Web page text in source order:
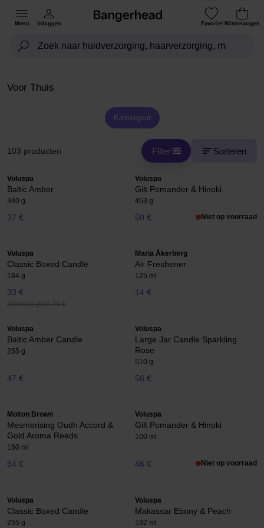
Menu Inloggen Favoriet Winkelwagen
Voor Thuis
Kamergeur
103 producten Filter Sorteren
Voluspa
Baltic Amber
340 g
37 €
Voluspa
Gilt Pomander & Hinoki
453 g
50 € Niet op voorraad
Voluspa
Classic Boxed Candle
184 g
33 €
Normale prijs 39 €
Maria Åkerberg
Air Freshener
125 ml
14 €
Voluspa
Baltic Amber Candle
255 g
47 €
Voluspa
Large Jar Candle Sparkling
Rose
510 g
56 €
Molton Brown
Mesmerising Oudh Accord &
Gold Aroma Reeds
150 ml
64 €
Voluspa
Gilt Pomander & Hinoki
100 ml
46 € Niet op voorraad
Voluspa
Classic Boxed Candle
255 g
Voluspa
Makassar Ebony & Peach
192 ml